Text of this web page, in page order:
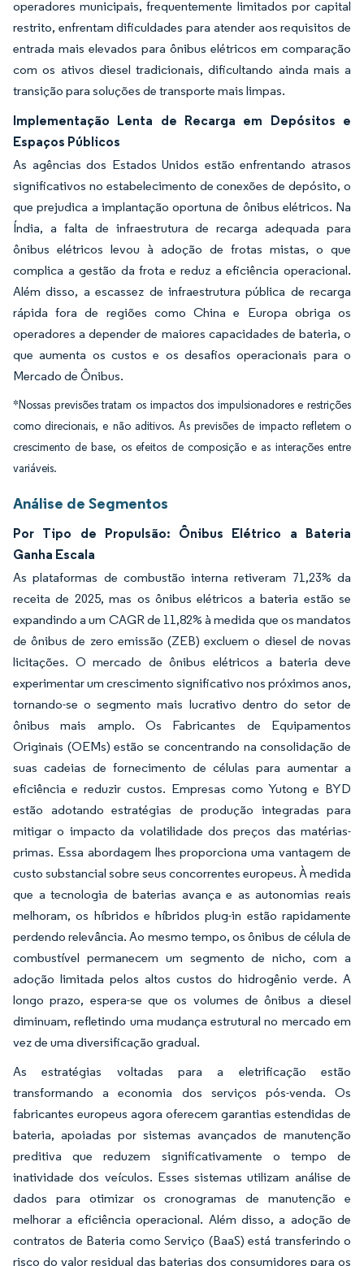
operadores municipais, frequentemente limitados por capital
restrito, enfrentam dificuldades para atender aos requisitos de
entrada mais elevados para ônibus elétricos em comparação
com os ativos diesel tradicionais, dificultando ainda mais a
transição para soluções de transporte mais limpas.
Implementação Lenta de Recarga em Depósitos e
Espaços Públicos
As agências dos Estados Unidos estão enfrentando atrasos
significativos no estabelecimento de conexões de depósito, o
que prejudica a implantação oportuna de ônibus elétricos. Na
Índia, a falta de infraestrutura de recarga adequada para
ônibus elétricos levou à adoção de frotas mistas, o que
complica a gestão da frota e reduz a eficiência operacional.
Além disso, a escassez de infraestrutura pública de recarga
rápida fora de regiões como China e Europa obriga os
operadores a depender de maiores capacidades de bateria, o
que aumenta os custos e os desafios operacionais para o
Mercado de Ônibus.
*Nossas previsões tratam os impactos dos impulsionadores e restrições
como direcionais, e não aditivos. As previsões de impacto refletem o
crescimento de base, os efeitos de composição e as interações entre
variáveis.
Análise de Segmentos
Por Tipo de Propulsão: Ônibus Elétrico a Bateria
Ganha Escala
As plataformas de combustão interna retiveram 71,23% da
receita de 2025, mas os ônibus elétricos a bateria estão se
expandindo a um CAGR de 11,82% à medida que os mandatos
de ônibus de zero emissão (ZEB) excluem o diesel de novas
licitações. O mercado de ônibus elétricos a bateria deve
experimentar um crescimento significativo nos próximos anos,
tornando-se o segmento mais lucrativo dentro do setor de
ônibus mais amplo. Os Fabricantes de Equipamentos
Originais (OEMs) estão se concentrando na consolidação de
suas cadeias de fornecimento de células para aumentar a
eficiência e reduzir custos. Empresas como Yutong e BYD
estão adotando estratégias de produção integradas para
mitigar o impacto da volatilidade dos preços das matérias-
primas. Essa abordagem lhes proporciona uma vantagem de
custo substancial sobre seus concorrentes europeus. À medida
que a tecnologia de baterias avança e as autonomias reais
melhoram, os híbridos e híbridos plug-in estão rapidamente
perdendo relevância. Ao mesmo tempo, os ônibus de célula de
combustível permanecem um segmento de nicho, com a
adoção limitada pelos altos custos do hidrogênio verde. A
longo prazo, espera-se que os volumes de ônibus a diesel
diminuam, refletindo uma mudança estrutural no mercado em
vez de uma diversificação gradual.
As estratégias voltadas para a eletrificação estão
transformando a economia dos serviços pós-venda. Os
fabricantes europeus agora oferecem garantias estendidas de
bateria, apoiadas por sistemas avançados de manutenção
preditiva que reduzem significativamente o tempo de
inatividade dos veículos. Esses sistemas utilizam análise de
dados para otimizar os cronogramas de manutenção e
melhorar a eficiência operacional. Além disso, a adoção de
contratos de Bateria como Serviço (BaaS) está transferindo o
risco do valor residual das baterias dos consumidores para os